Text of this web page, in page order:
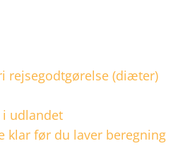
rejsegodtgørelse (diæter)
udlandet
klar før du laver beregning